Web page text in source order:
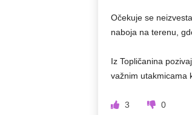
Očekuje se
naboja na terenu,
Iz Topličanina
važnim utakmicama
3 0